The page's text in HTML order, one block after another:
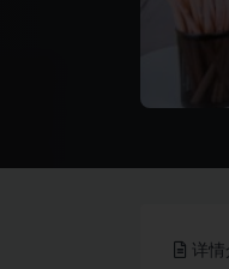
详情